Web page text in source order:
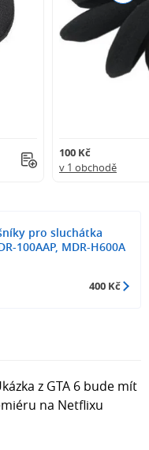
100 Kč
v 1 obchodě
pro sluchátka
100AAP, MDR-H600A
400 Kč